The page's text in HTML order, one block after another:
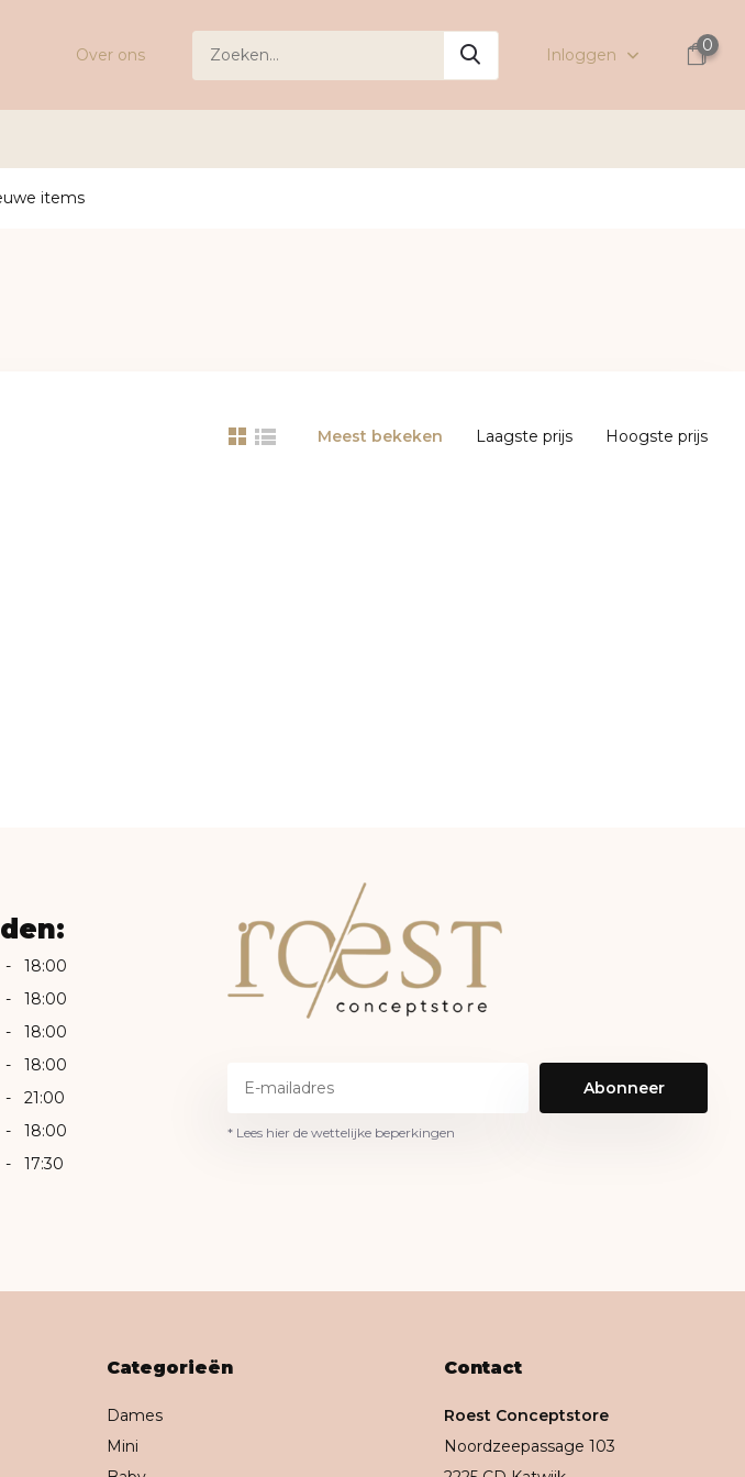
Over ons Inloggen
0
items
Meest bekeken Laagste prijs Hoogste prijs
-
18:00
-
18:00
-
18:00
-
18:00
-
21:00
-
18:00
-
17:30
Abonneer
* Lees hier de wettelijke beperkingen
Categorieën
Dames
Mini
Contact
Roest Conceptstore
Noordzeepassage 103